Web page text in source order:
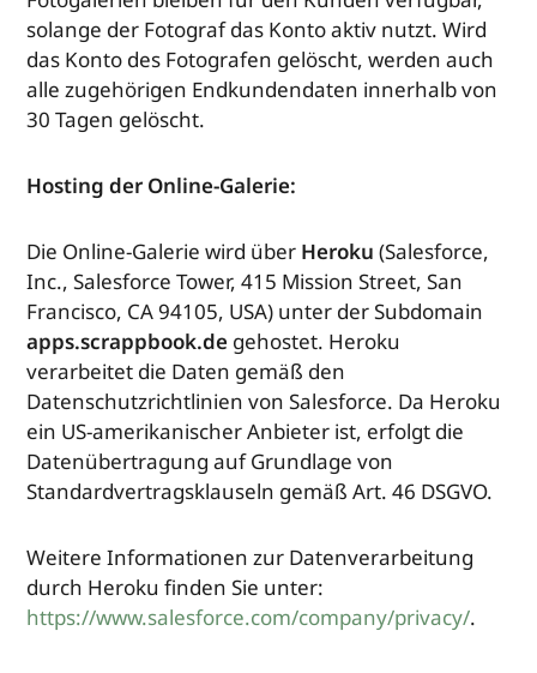
solange der Fotograf das Konto aktiv nutzt. Wird
das Konto des Fotografen gelöscht, werden auch
alle zugehörigen Endkundendaten innerhalb von
30 Tagen gelöscht.
Hosting der Online-Galerie:
Die Online-Galerie wird über Heroku (Salesforce,
Inc., Salesforce Tower, 415 Mission Street, San
Francisco, CA 94105, USA) unter der Subdomain
apps.scrappbook.de gehostet. Heroku
verarbeitet die Daten gemäß den
Datenschutzrichtlinien von Salesforce. Da Heroku
ein US-amerikanischer Anbieter ist, erfolgt die
Datenübertragung auf Grundlage von
Standardvertragsklauseln gemäß Art. 46 DSGVO.
Weitere Informationen zur Datenverarbeitung
durch Heroku finden Sie unter:
https://www.salesforce.com/company/privacy/.